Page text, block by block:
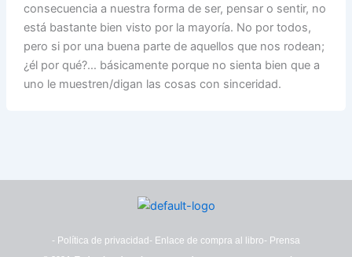
consecuencia a nuestra forma de ser, pensar o sentir, no
está bastante bien visto por la mayoría. No por todos,
pero si por una buena parte de aquellos que nos rodean;
¿él por qué?… básicamente porque no sienta bien que a
uno le muestren/digan las cosas con sinceridad.
- Política de privacidad - Enlace de compra al libro- Prensa